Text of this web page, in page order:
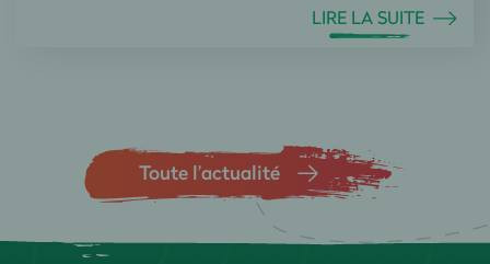
LIRE LA SUITE
Toute l’actualité